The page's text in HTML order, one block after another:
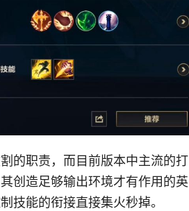
的职责，而目前版本中主流的打
创造足够输出环境才有作用的英
技能的衔接直接集火秒掉。